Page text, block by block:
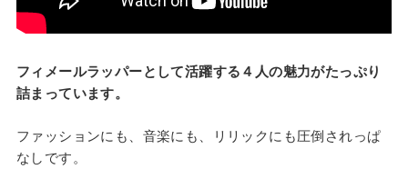
フィメールラッパーとして活躍する４人の魅力がたっぷり
詰まっています。
ファッションにも、音楽にも、リリックにも圧倒されっぱ
なしです。